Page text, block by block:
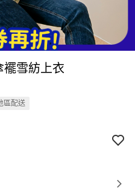
襬雪紡上衣
區配送